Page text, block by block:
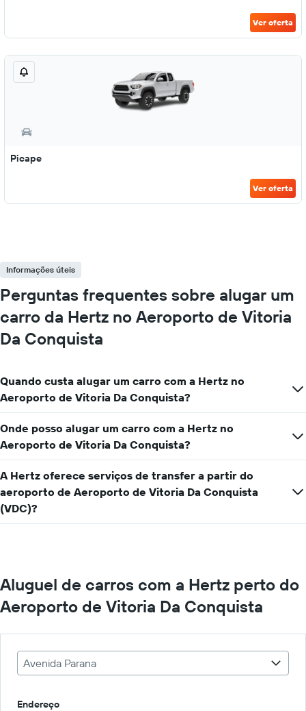
Ver oferta
Picape
Ver oferta
Informações úteis
Perguntas frequentes sobre alugar um
carro da Hertz no Aeroporto de Vitoria
Da Conquista
Quando custa alugar um carro com a Hertz no
Aeroporto de Vitoria Da Conquista?
Onde posso alugar um carro com a Hertz no
Aeroporto de Vitoria Da Conquista?
A Hertz oferece serviços de transfer a partir do
aeroporto de Aeroporto de Vitoria Da Conquista
(VDC)?
Aluguel de carros com a Hertz perto do
Aeroporto de Vitoria Da Conquista
Avenida Parana
Endereço